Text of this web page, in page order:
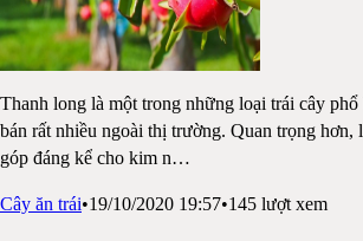
Thanh long là một trong những loại trái cây
bán rất nhiều ngoài thị trường. Quan trọng hơn,
góp đáng kể cho kim n…
Cây ăn trái•19/10/2020 19:57•145 lượt xem